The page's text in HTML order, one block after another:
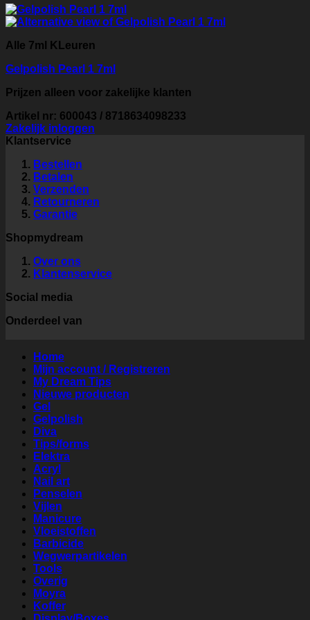
Alle 7ml KLeuren
Gelpolish Pearl 1 7ml
Prijzen alleen voor zakelijke klanten
Artikel nr: 600043 / 8718634098233
Zakelijk inloggen
Klantservice
Bestellen
Betalen
Verzenden
Retourneren
Garantie
Shopmydream
Over ons
Klantenservice
Social media
Onderdeel van
Home
Mijn account / Registreren
My Dream Tips
Nieuwe producten
Gel
Gelpolish
Diva
Tips/forms
Elektra
Acryl
Nail art
Penselen
Vijlen
Manicure
Vloeistoffen
Barbicide
Wegwerpartikelen
Tools
Overig
Moyra
Koffer